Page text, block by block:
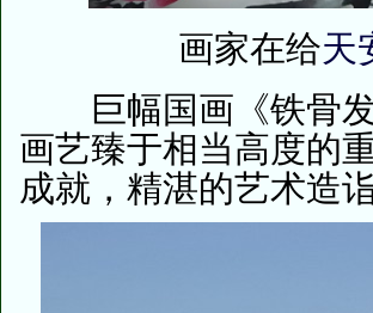
画家在给天
巨幅国画《铁骨发
画艺臻于相当高度的
成就，精湛的艺术造